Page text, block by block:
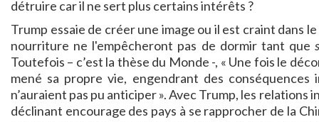
détruire car il ne sert plus certains intérêts ?
Trump essaie de créer une image ou il est craint dans
nourriture ne l'empêcheront pas de dormir tant que
Toutefois – c’est la thèse du Monde -, « Une fois le
mené sa propre vie, engendrant des
n’auraient pas pu anticiper ». Avec Trump, les
déclinant encourage des pays à se rapprocher de la